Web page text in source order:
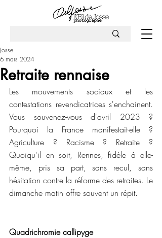
Retraite rennaise
Josse
6 mars 2024
Les mouvements sociaux et les
contestations revendicatrices s'enchainent.
Vous souvenez-vous d'avril 2023 ?
Pourquoi la France manifestait-elle ?
Agriculture ? Racisme ? Retraite ?
Quoiqu'il en soit, Rennes, fidèle à elle-
même, pris sa part, sans recul, sans
hésitation contre la réforme des retraites. Le
dimanche matin offre souvent un répit.
Quadrichromie callipyge